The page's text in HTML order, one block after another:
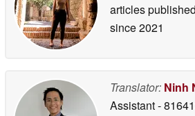
articles
since 2021
Translator: Ninh
Assistant-